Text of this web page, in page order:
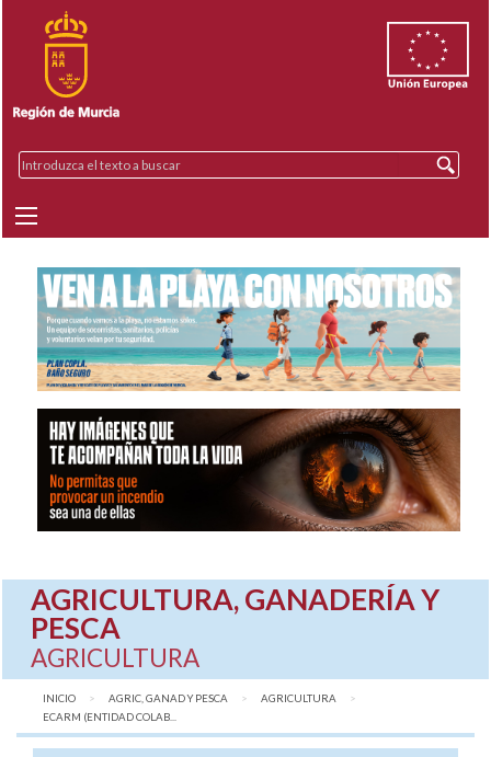
AGRICULTURA, GANADERÍA Y
PESCA
AGRICULTURA
INICIO AGRIC, GANAD Y PESCA
AGRICULTURA
AQUÍ:
ECARM (ENTIDAD COLAB...